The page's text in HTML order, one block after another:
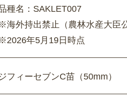
種名：SAKLET007
海外持出禁止（農林水産大臣
年5月19日時点
フィーセブンC苗（50mm）